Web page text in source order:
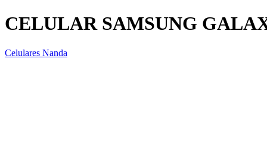
CELULAR SAMSUNG
Celulares Nanda